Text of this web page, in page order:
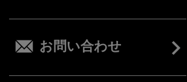
お問い合わせ